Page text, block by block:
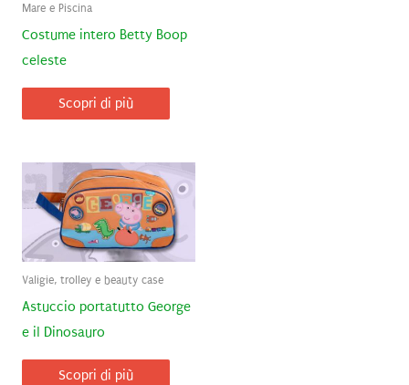
Mare e Piscina
Costume intero Betty Boop
celeste
Scopri di più
Valigie, trolley e beauty case
Astuccio portatutto George
e il Dinosauro
Scopri di più